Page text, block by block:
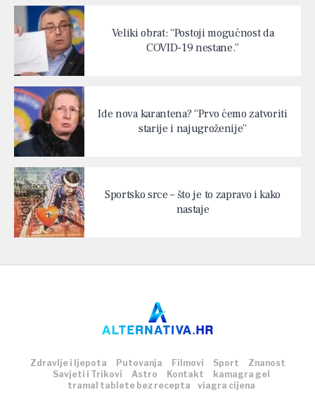
Veliki obrat: “Postoji mogućnost da
COVID-19 nestane.”
Ide nova karantena? “Prvo ćemo zatvoriti
starije i najugroženije”
Sportsko srce – što je to zapravo i kako
nastaje
Zdravlje i ljepota Putovanja Filmovi Sport
Znanost
Savjeti i Trikovi
Astro Kontakt
kamagra gel
tramal tablete bez recepta
viagra cijena